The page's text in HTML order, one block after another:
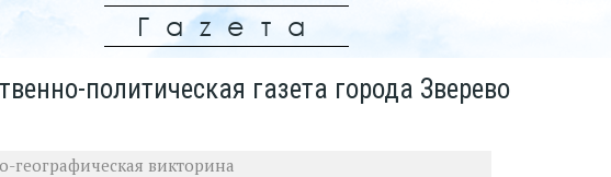
Гаzета
политическая газета города Зверево
географическая викторина